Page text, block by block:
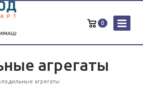
0
агрегаты
агрегаты